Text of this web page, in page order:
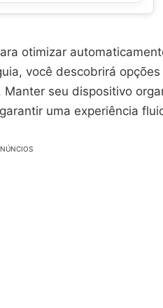
otimizar
você descobrirá
seu dispositivo
uma experiência